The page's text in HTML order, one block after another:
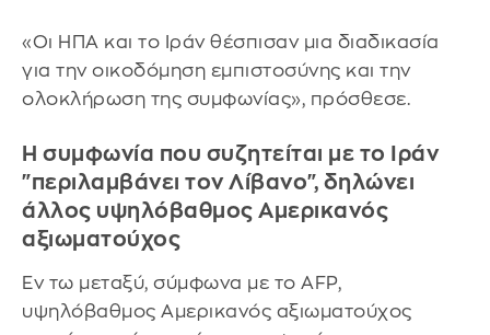
«Οι ΗΠΑ και το Ιράν θέσπισαν μια διαδικασία
για την οικοδόμηση εμπιστοσύνης και την
ολοκλήρωση της συμφωνίας», πρόσθεσε.
Η συμφωνία που συζητείται με το Ιράν
"περιλαμβάνει τον Λίβανο", δηλώνει
άλλος υψηλόβαθμος Αμερικανός
αξιωματούχος
Εν τω μεταξύ, σύμφωνα με το AFP,
υψηλόβαθμος Αμερικανός αξιωματούχος